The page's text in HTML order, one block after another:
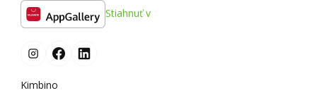
Stiahnuť v
Kimbino